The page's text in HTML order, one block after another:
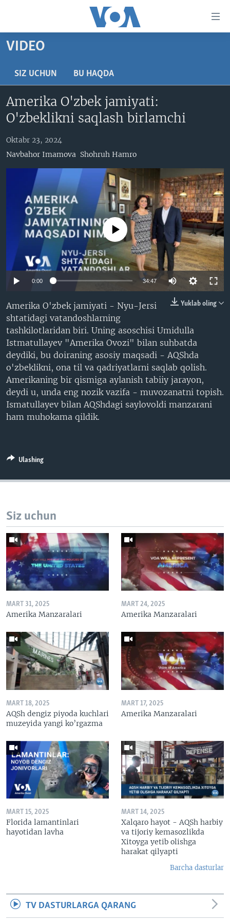
boring
Boshiga
Qidiruvga
AMERIKA
MULTIMEDIA
XALQARO HAYOT
VASHINGTON CHOYXONASI
MOBIL-SALOM!
VIDEO
XABARLAR SURATLARDA
FACEBOOK
YOUTUBE
INSTAGRAM
ODNOKLASSNIKI
TELEGRAM
INGLIZ TILI DARSLARI
EDITORIAL
Learning English
VIDEO
SIZ UCHUN BU HAQDA
Amerika O'zbek jamiyati:
O'zbeklikni saqlash birlamchi
Oktabr 23, 2024
Navbahor Imamova Shohruh Hamro
No media source currently available
0:00 34:47
Yuklab oling
Amerika O'zbek jamiyati - Nyu-Jersi
shtatidagi vatandoshlarning
tashkilotlaridan biri. Uning asoschisi Umidulla
Istmatullayev "Amerika Ovozi" bilan suhbatda
deydiki, bu doiraning asosiy maqsadi - AQShda
o'zbeklikni, ona til va qadriyatlarni saqlab qolish.
Amerikaning bir qismiga aylanish tabiiy jarayon,
deydi u, unda eng nozik vazifa - muvozanatni topish.
Ismatullayev bilan AQShdagi saylovoldi manzarani
ham muhokama qildik.
Ulashing
Siz uchun
MART 31, 2025
Amerika Manzaralari
MART 24, 2025
Amerika Manzaralari
MART 18, 2025
AQSh dengiz piyoda kuchlari
muzeyida yangi ko’rgazma
MART 17, 2025
Amerika Manzaralari
MART 15, 2025
Florida lamantinlari
hayotidan lavha
MART 14, 2025
Xalqaro hayot - AQSh harbiy
va tijoriy kemasozlikda
Xitoyga yetib olishga
harakat qilyapti
Barcha dasturlar
TV DASTURLARGA QARANG